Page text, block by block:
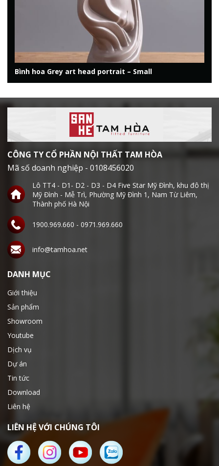
Bình hoa Grey art head portrait – Small
CÔNG TY CỔ PHẦN NỘI THẤT TAM HÒA
Mã số doanh nghiệp - 0108456020
Lô TT4 - D1- D2 - D3 - D4 Five Star Mỹ Đình, khu đô thị
Mỹ Đình - Mễ Trì, Phường Mỹ Đình 1, Nam Từ Liêm,
Thành phố Hà Nội
1900.969.660 - 0971.969.660
info@tamhoa.net
DANH MỤC
Giới thiệu
Sản phẩm
Showroom
Youtube
Dịch vụ
Dự án
Tin tức
Download
Liên hệ
LIÊN HỆ VỚI CHÚNG TÔI